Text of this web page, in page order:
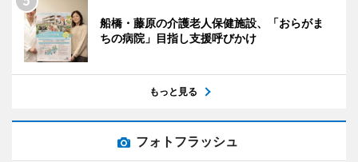
船橋・藤原の介護老人保健施設、「おらがま
ちの病院」目指し支援呼びかけ
もっと見る
フォトフラッシュ